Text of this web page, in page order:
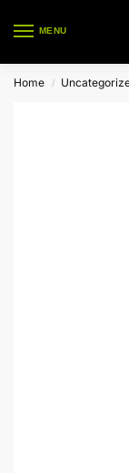
MENU
Home /